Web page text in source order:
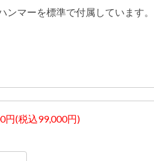
マーを標準で付属しています。
円(税込99,000円)